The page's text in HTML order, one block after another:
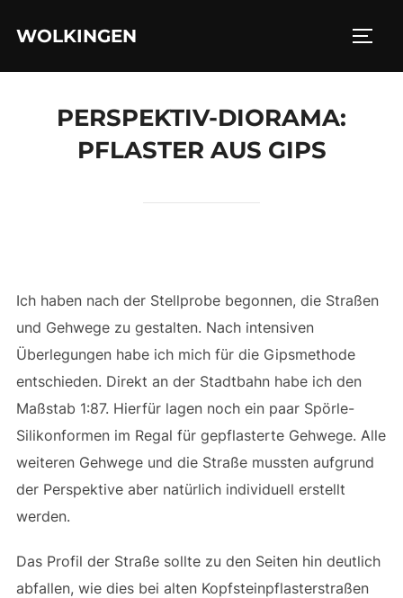
Inhalten
WOLKINGEN
PERSPEKTIV-DIORAMA:
PFLASTER AUS GIPS
Ich haben nach der Stellprobe begonnen, die Straßen
und Gehwege zu gestalten. Nach intensiven
Überlegungen habe ich mich für die Gipsmethode
entschieden. Direkt an der Stadtbahn habe ich den
Maßstab 1:87. Hierfür lagen noch ein paar Spörle-
Silikonformen im Regal für gepflasterte Gehwege. Alle
weiteren Gehwege und die Straße mussten aufgrund
der Perspektive aber natürlich individuell erstellt
werden.
Das Profil der Straße sollte zu den Seiten hin deutlich
abfallen, wie dies bei alten Kopfsteinpflasterstraßen